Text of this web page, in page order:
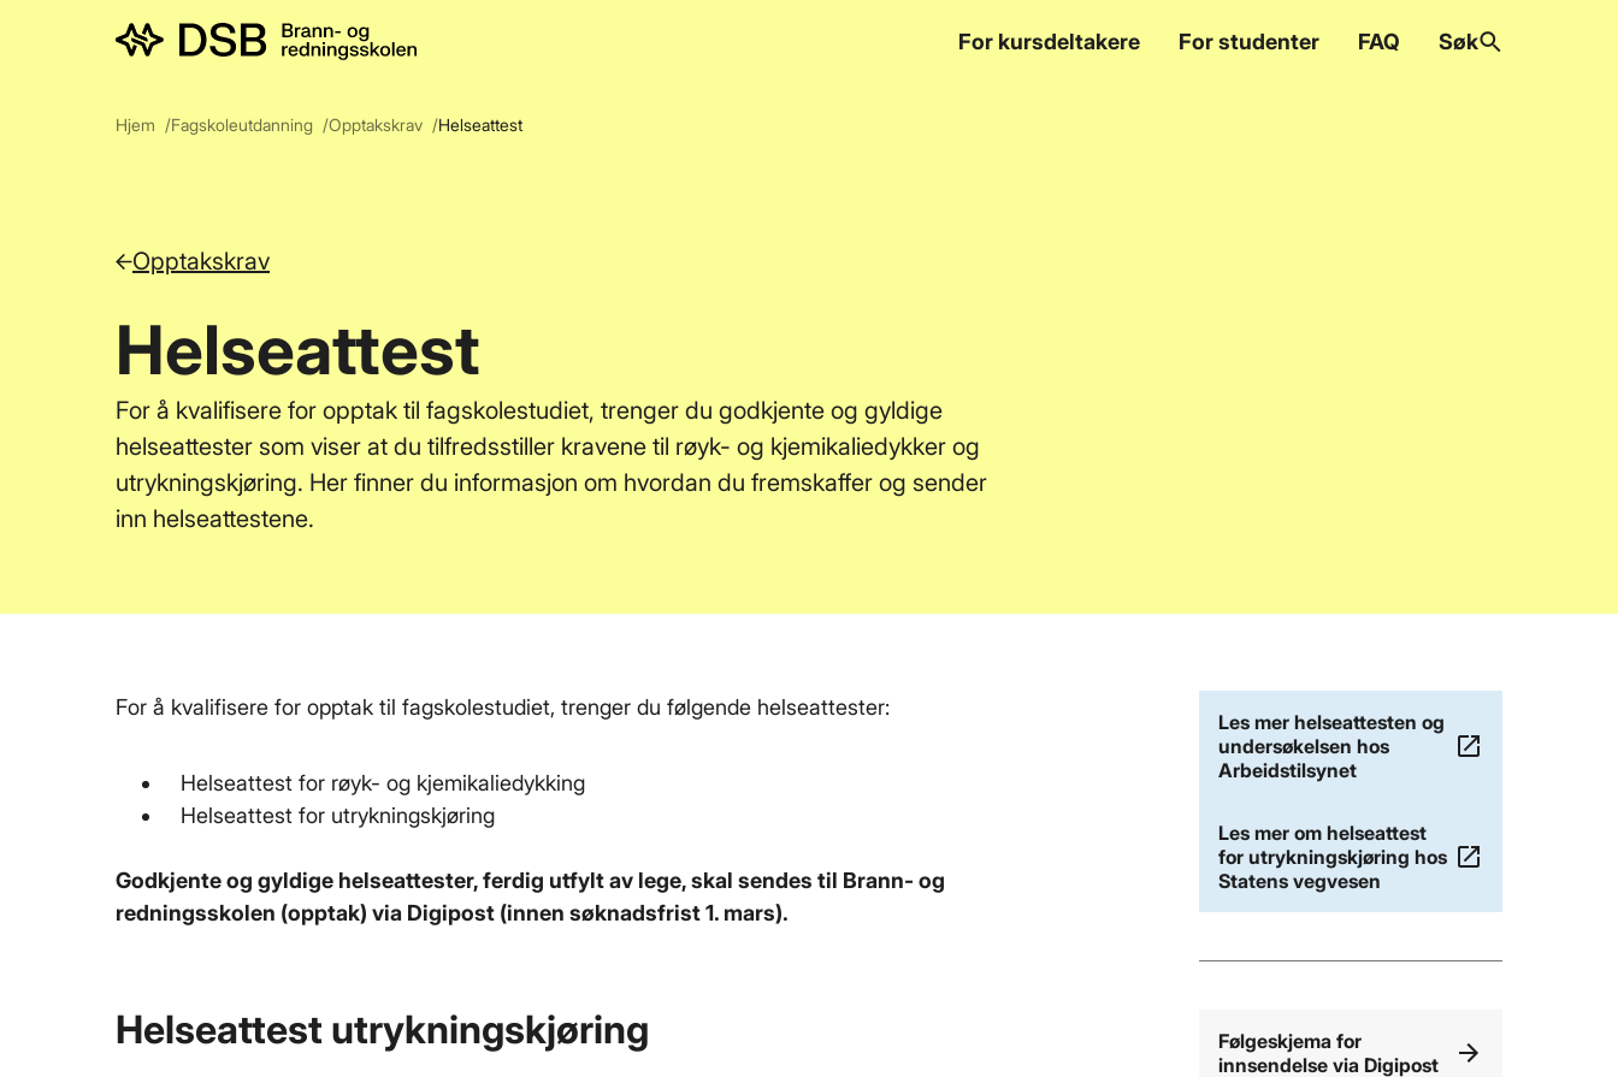
For kursdeltakere For studenter FAQ Søk
Hjem Fagskoleutdanning Opptakskrav Helseattest
Opptakskrav
Helseattest
For å kvalifisere for opptak til fagskolestudiet, trenger du godkjente og gyldige
helseattester som viser at du tilfredsstiller kravene til røyk- og kjemikaliedykker og
utrykningskjøring. Her finner du informasjon om hvordan du fremskaffer og sender
inn helseattestene.
For å kvalifisere for opptak til fagskolestudiet, trenger du følgende helseattester:
Helseattest for røyk- og kjemikaliedykking
Helseattest for utrykningskjøring
Godkjente og gyldige helseattester, ferdig utfylt av lege, skal sendes til Brann- og
redningsskolen (opptak) via Digipost (innen søknadsfrist 1. mars).
Helseattest utrykningskjøring
Innganger
Les mer helseattesten og
undersøkelsen hos
Arbeidstilsynet
Les mer om helseattest
for utrykningskjøring hos
Statens vegvesen
Følgeskjema for
innsendelse via Digipost